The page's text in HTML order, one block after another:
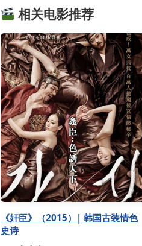
相关电影推荐
《奸臣》（2015）| 韩国古装情色
史诗